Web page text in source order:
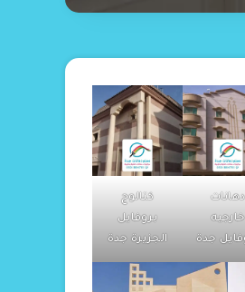
دهانات
خارجيه
جدة
كتالوج
بروفايل
الجزيرة جدة